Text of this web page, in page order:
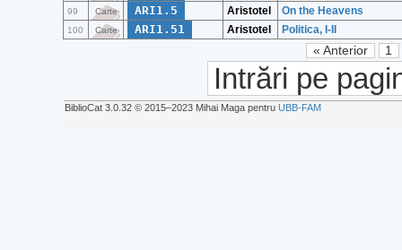
99 Carte ARI1.5 Aristotel On the Heavens
100 Carte ARI1.51 Aristotel Politica, I-II
« Anterior 1
Intrări pe
BiblioCat 3.0.32 © 2015‒2023 Mihai Maga pentru UBB-FAM